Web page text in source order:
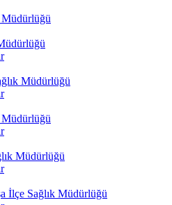
Müdürlüğü
Müdürlüğü
Müdürlüğü
Müdürlüğü
İlçe Sağlık Müdürlüğü